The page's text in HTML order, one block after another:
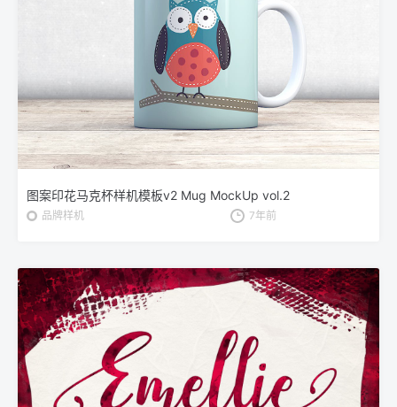
图案印花马克杯样机模板v2 Mug MockUp vol.2
品牌样机 7年前